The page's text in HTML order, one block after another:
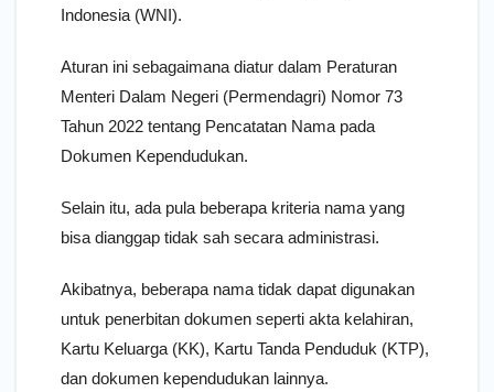
Indonesia (WNI).
Aturan ini sebagaimana diatur dalam Peraturan
Menteri Dalam Negeri (Permendagri) Nomor 73
Tahun 2022 tentang Pencatatan Nama pada
Dokumen Kependudukan.
Selain itu, ada pula beberapa kriteria nama yang
bisa dianggap tidak sah secara administrasi.
Akibatnya, beberapa nama tidak dapat digunakan
untuk penerbitan dokumen seperti akta kelahiran,
Kartu Keluarga (KK), Kartu Tanda Penduduk (KTP),
dan dokumen kependudukan lainnya.